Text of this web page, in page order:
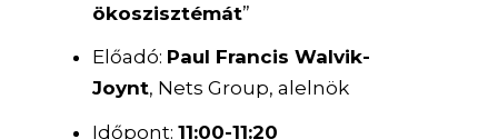
ökoszisztémát”
Előadó: Paul Francis Walvik-
Joynt, Nets Group, alelnök
Időpont:11:00-11:20